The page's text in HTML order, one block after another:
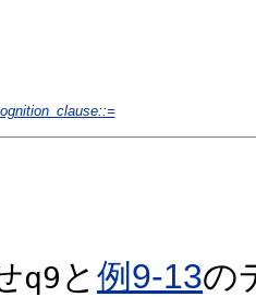
::=
q9 と 例9-13の